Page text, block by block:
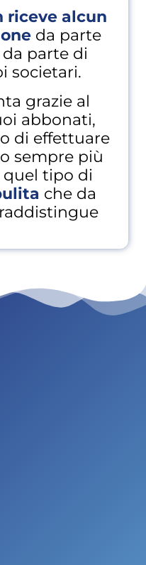
riceve alcun
da parte
parte di
societari.
grazie al
abbonati,
di effettuare
sempre più
quel tipo di
che da